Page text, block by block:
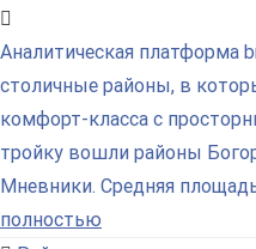
Аналитическая платформа
столичные районы, в
комфорт-класса с
тройку вошли районы
Мневники. Средняя
полностью